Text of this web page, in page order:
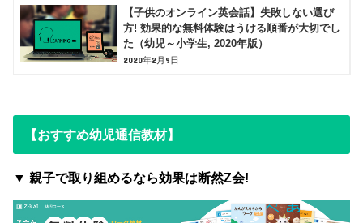
【子供のオンライン英会話】失敗しない選び
方! 効果的な無料体験はうける順番が大切でし
た（幼児～小学生, 2020年版）
2020年2月9日
【おすすめ幼児通信教材】
▼ 親子で取り組めるなら効果は断然Z会!